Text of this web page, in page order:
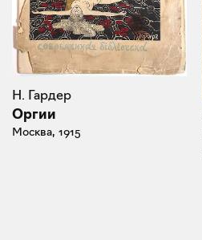
Н. Гардер
Оргии
Москва, 1915